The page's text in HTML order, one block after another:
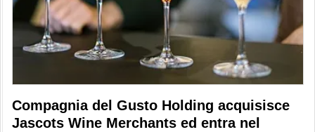
Compagnia del Gusto Holding acquisisce
Jascots Wine Merchants ed entra nel